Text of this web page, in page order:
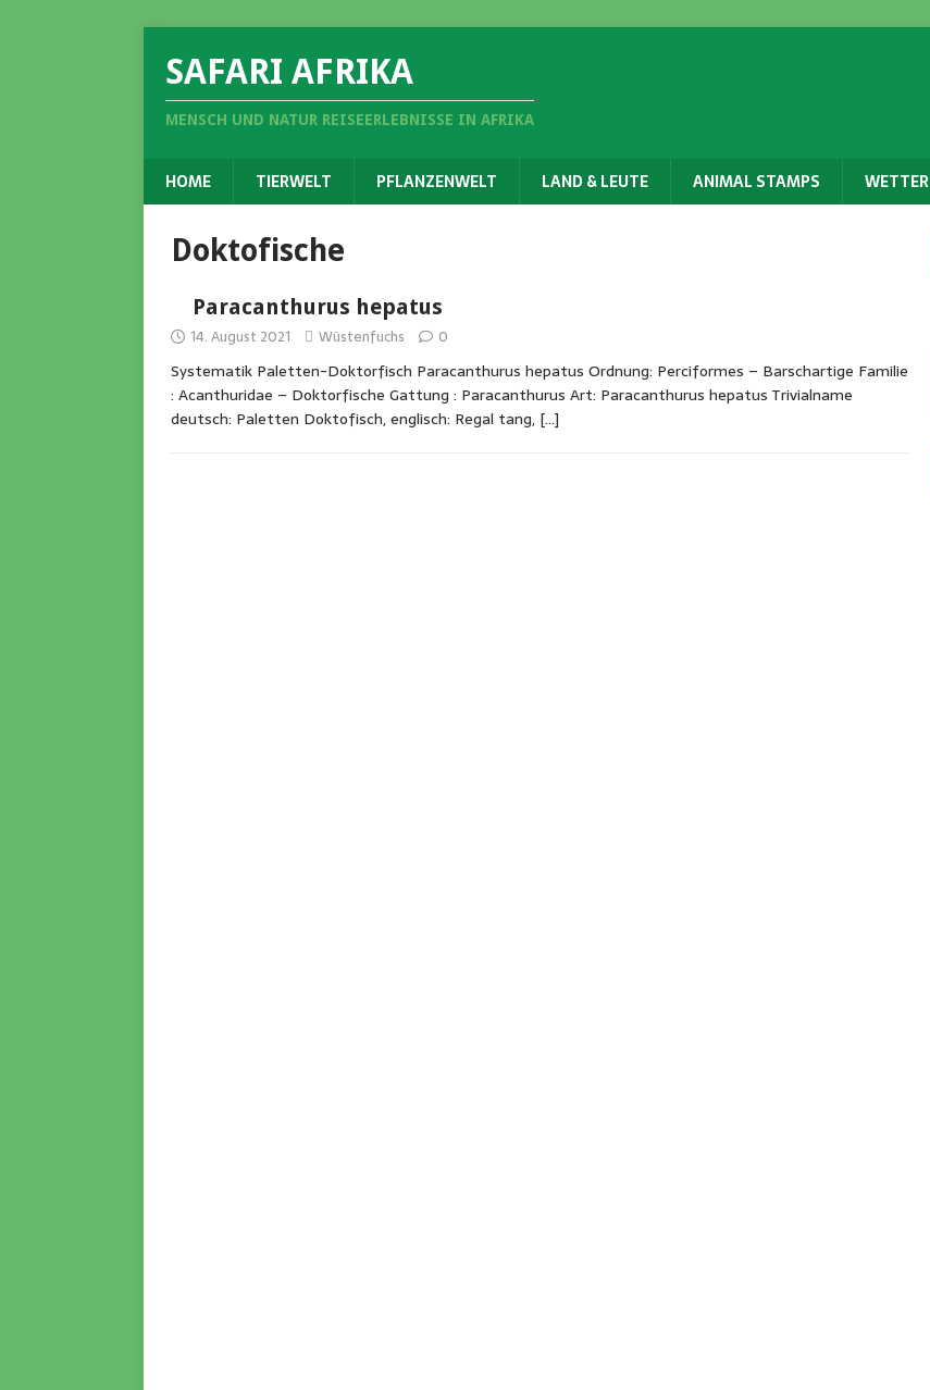
SAFARI AFRIKA
MENSCH UND NATUR REISEERLEBNISSE IN AFRIKA
HOME TIERWELT PFLANZENWELT LAND & LEUTE ANIMAL STAMPS WETTER
Doktofische
Paracanthurus hepatus
14. August 2021 Wüstenfuchs 0
Systematik Paletten-Doktorfisch Paracanthurus hepatus Ordnung: Perciformes – Barschartige Familie
: Acanthuridae – Doktorfische Gattung : Paracanthurus Art: Paracanthurus hepatus Trivialname
deutsch: Paletten Doktofisch, englisch: Regal tang, […]